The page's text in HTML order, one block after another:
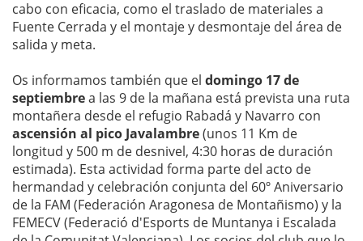
cabo con eficacia, como el traslado de materiales a
Fuente Cerrada y el montaje y desmontaje del área de
salida y meta.
Os informamos también que el domingo 17 de
septiembrea las 9 de la mañana está prevista una ruta
montañera desde el refugio Rabadá y Navarro con
ascensión al pico Javalambre(unos 11 Km de
longitud y 500 m de desnivel, 4:30 horas de duración
estimada). Esta actividad forma parte del acto de
hermandad y celebración conjunta del 60º Aniversario
de la FAM (Federación Aragonesa de Montañismo) y la
FEMECV (Federació d'Esports de Muntanya i Escalada